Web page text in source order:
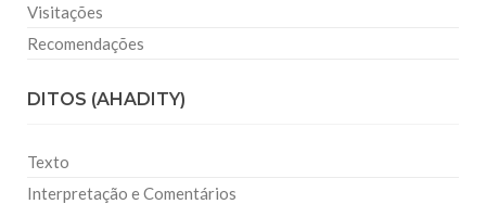
Visitações
Recomendações
DITOS (AHADITY)
Texto
Interpretação e Comentários